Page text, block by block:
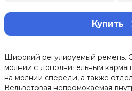
Купить
Широкий регулируемый ремень.
молнии с дополнительным
на молнии спереди, а также
Вельветовая непромокаемая